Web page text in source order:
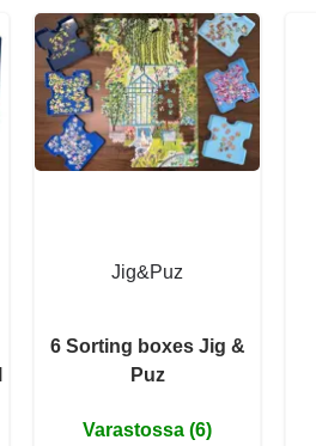
Jig&Puz
6 Sorting boxes Jig &
Puz
Varastossa (6)